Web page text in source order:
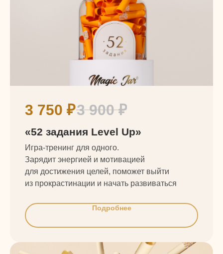
3 750 ₽3 900 ₽
«52 задания Level Up»
Игра-тренинг для одного.
Зарядит энергией и мотивацией
для достижения целей, поможет выйти
из прокрастинации и начать развиваться
Подробнее